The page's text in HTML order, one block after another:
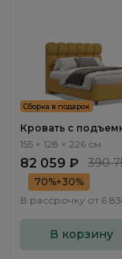
Сборка в подарок
Кровать с
механизмом
155 × 128 × 226 см
82 059 ₽ 390
70%+30%
В рассрочку от 6
В корзину